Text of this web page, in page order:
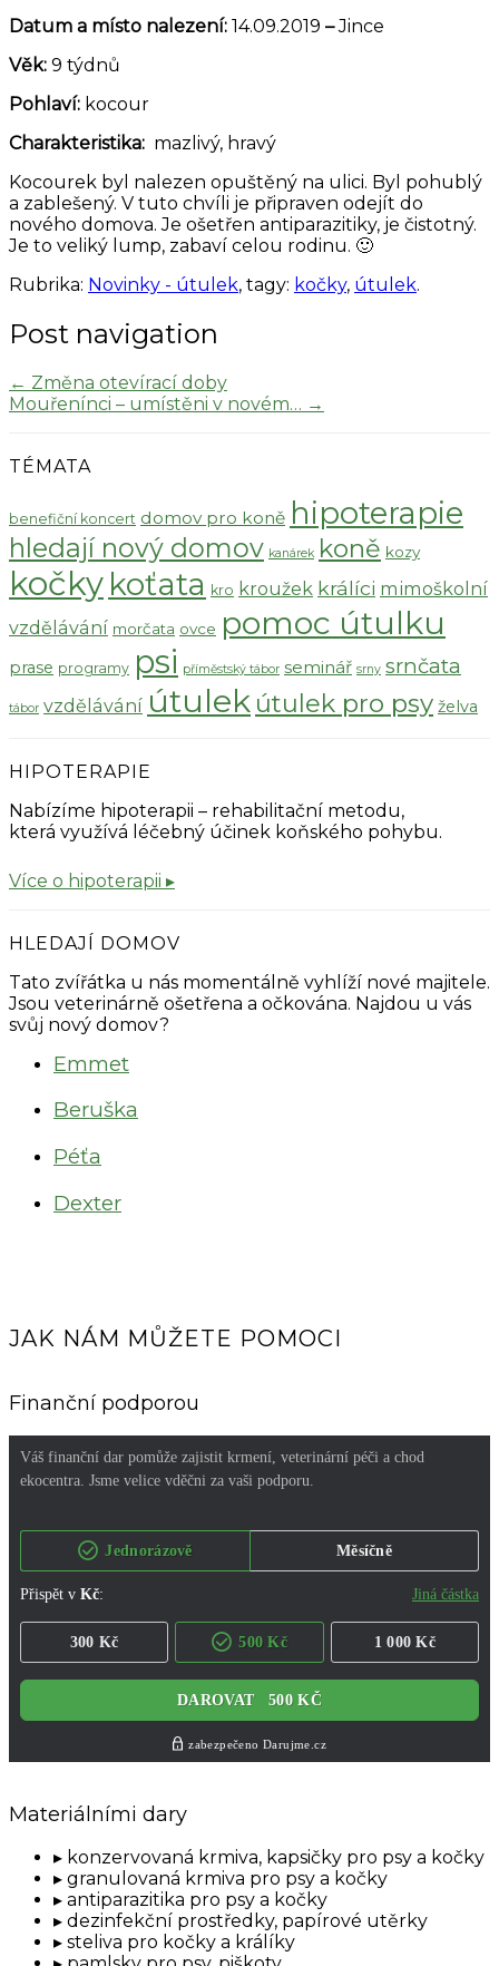
Datum a místo nalezení: 14.09.2019 –Jince
Věk: 9 týdnů
Pohlaví: kocour
Charakteristika: mazlivý, hravý
Kocourek byl nalezen opuštěný na ulici. Byl pohublý
a zablešený. V tuto chvíli je připraven odejít do
nového domova. Je ošetřen antiparazitiky, je čistotný.
Je to veliký lump, zabaví celou rodinu. 🙂
Rubrika: Novinky - útulek, tagy: kočky, útulek.
Post navigation
← Změna otevírací doby
Mouřenínci – umístěni v novém… →
TÉMATA
benefiční koncert domov pro koně hipoterapie
hledají nový domov kanárek koně kozy
kočky koťata kro kroužek králíci mimoškolní
vzdělávání morčata ovce pomoc útulku
prase programy psi příměstský tábor seminář srny srnčata
tábor vzdělávání útulek útulek pro psy želva
HIPOTERAPIE
Nabízíme hipoterapii – rehabilitační metodu,
která využívá léčebný účinek koňského pohybu.
Více o hipoterapii ▸
HLEDAJÍ DOMOV
Tato zvířátka u nás momentálně vyhlíží nové majitele.
Jsou veterinárně ošetřena a očkována. Najdou u vás
svůj nový domov?
Emmet
Beruška
Péťa
Dexter
JAK NÁM MŮŽETE POMOCI
Finanční podporou
Materiálními dary
konzervovaná krmiva, kapsičky pro psy a kočky
granulovaná krmiva pro psy a kočky
antiparazitika pro psy a kočky
dezinfekční prostředky, papírové utěrky
steliva pro kočky a králíky